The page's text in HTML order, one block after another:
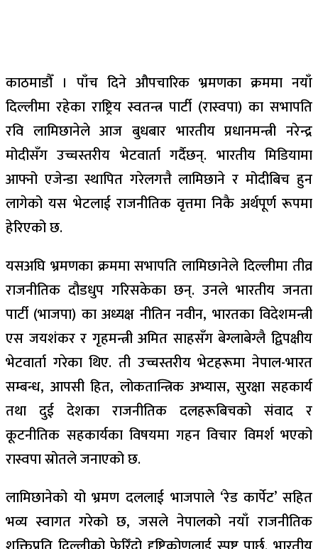
काठमाडौँ । पाँच दिने औपचारिक भ्रमणका क्रममा नयाँ
दिल्लीमा रहेका राष्ट्रिय स्वतन्त्र पार्टी (रास्वपा) का सभापति
रवि लामिछानेले आज बुधबार भारतीय प्रधानमन्त्री नरेन्द्र
मोदीसँग उच्चस्तरीय भेटवार्ता गर्दैछन्. भारतीय मिडियामा
आफ्नो एजेन्डा स्थापित गरेलगत्तै लामिछाने र मोदीबिच हुन
लागेको यस भेटलाई राजनीतिक वृत्तमा निकै अर्थपूर्ण रूपमा
हेरिएको छ.
यसअघि भ्रमणका क्रममा सभापति लामिछानेले दिल्लीमा तीव्र
राजनीतिक दौडधुप गरिसकेका छन्. उनले भारतीय जनता
पार्टी (भाजपा) का अध्यक्ष नीतिन नवीन, भारतका विदेशमन्त्री
एस जयशंकर र गृहमन्त्री अमित साहसँग बेग्लाबेग्लै द्विपक्षीय
भेटवार्ता गरेका थिए. ती उच्चस्तरीय भेटहरूमा नेपाल-भारत
सम्बन्ध, आपसी हित, लोकतान्त्रिक अभ्यास, सुरक्षा सहकार्य
तथा दुई देशका राजनीतिक दलहरूबिचको संवाद र
कूटनीतिक सहकार्यका विषयमा गहन विचार विमर्श भएको
रास्वपा स्रोतले जनाएको छ.
लामिछानेको यो भ्रमण दललाई भाजपाले ‘रेड कार्पेट’ सहित
भव्य स्वागत गरेको छ, जसले नेपालको नयाँ राजनीतिक